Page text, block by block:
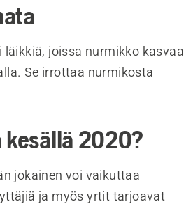
joissa nurmikko kasvaa
Se irrottaa nurmikosta
2020?
jokainen voi vaikuttaa
ja myös yrtit tarjoavat